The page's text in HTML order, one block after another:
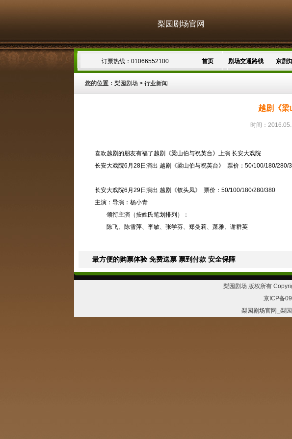
梨园剧场官网
订票热线：01066552100 首页 剧场交通路线 京剧
您的位置： 梨园剧场> 行业新闻
越剧《梁
时间：
喜欢越剧的朋友有福了越剧《梁山伯与祝英台》上演 长安大戏院
长安大戏院6月28日演出 越剧《梁山伯与祝英台》 票价：50/100/180/280/
长安大戏院6月29日演出 越剧《钗头凤》 票价：50/100/180/280/380
主演：导演：杨小青
领衔主演（按姓氏笔划排列）：
陈飞、陈雪萍、李敏、张学芬、郑曼莉、萧雅、谢群英
最方便的购票体验 免费送票 票到付款 安全保障
梨园剧场 版权所有
京ICP备
梨园剧场官网_梨